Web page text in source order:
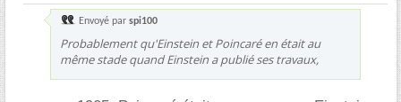
Envoyé par spi100
Probablement qu'Einstein et Poincaré en était au
même stade quand Einstein a publié ses travaux,